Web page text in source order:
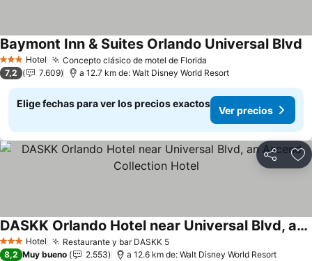
3 Estrellas
Hotel Concepto clásico de motel de Florida
Baymont Inn & Suites Orlando Universal Blvd
7,2 7.609 a 12.7 km de: Walt Disney World Resort
Elige fechas para ver los precios exactos
Ver precios
Compartir
3 Estrellas
Hotel Restaurante y bar DASKK 5
DASKK Orlando Hotel near Universal Blvd, an Ascend Collection Hotel
8,2 Muy bueno 2.553 a 12.6 km de: Walt Disney World Resort